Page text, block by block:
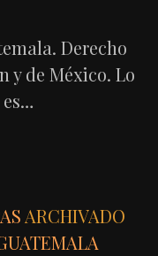
Derecho
y de México. Lo
ARCHIVADO